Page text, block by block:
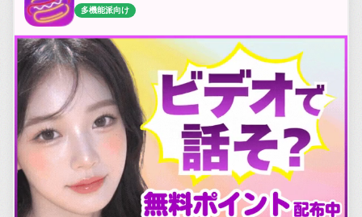
多機能派向け